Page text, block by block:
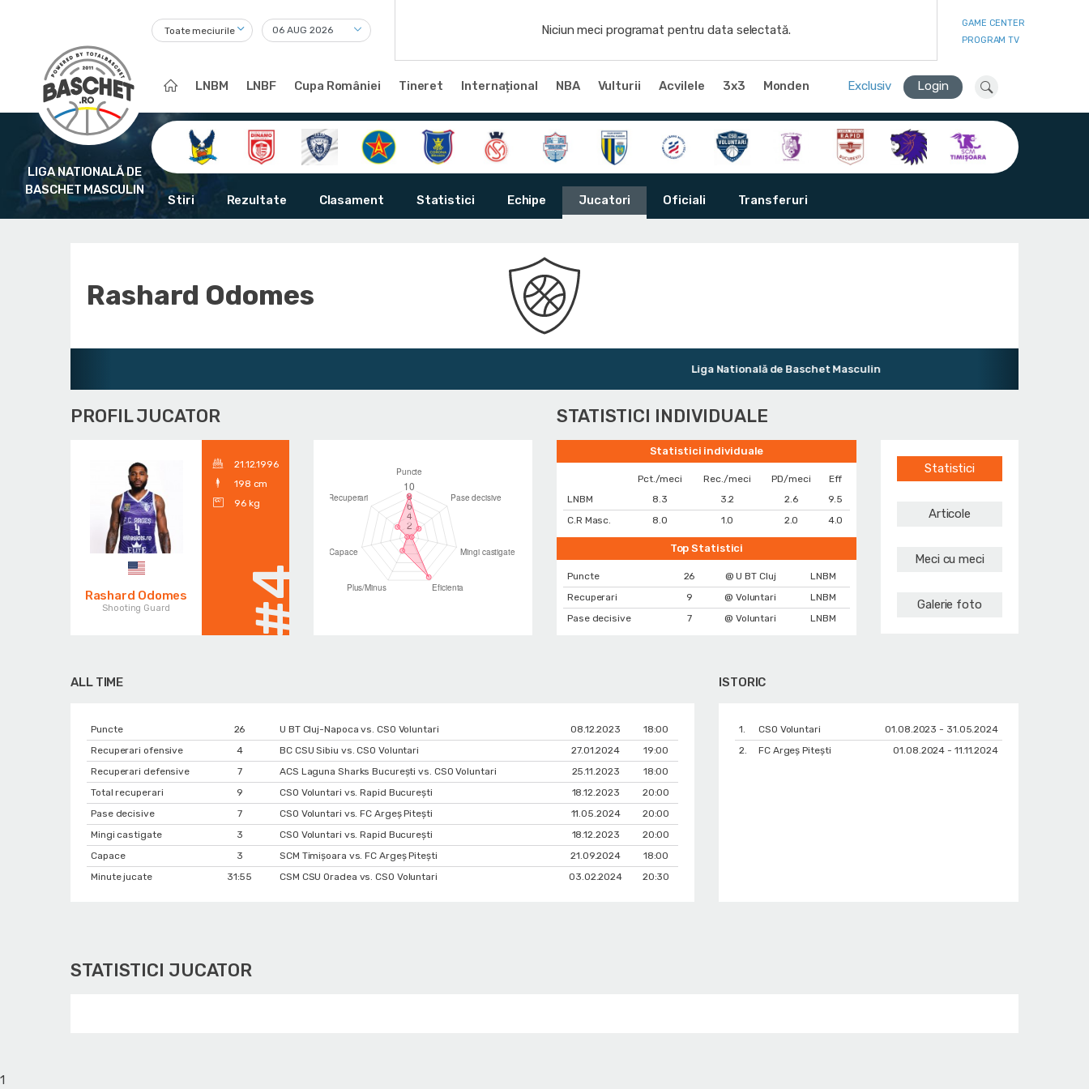
Toate meciurile Niciun meci programat pentru data selectată.
GAME CENTER
PROGRAM TV
LNBM LNBF Cupa României Tineret Internațional NBA Vulturii Acvilele 3x3 Monden Exclusiv Login
LIGA NATIONALĂ DE
BASCHET MASCULIN
Stiri Rezultate Clasament Statistici Echipe Jucatori Oficiali Transferuri
Rashard Odomes
Liga Natională de Baschet Masculin
PROFIL JUCATOR
Rashard Odomes
Shooting Guard
21.12.1996
198 cm
96 kg
#4
STATISTICI INDIVIDUALE
Statistici individuale
Pct./meci Rec./meci PD/meci
Eff
LNBM
8.3 3.2 2.6
9.5
C.R Masc.
8.0 1.0 2.0 4.0
Top Statistici
Puncte 26 @ U BT Cluj
LNBM
Recuperari
9 @ Voluntari
LNBM
Pase decisive
7 @ Voluntari LNBM
Statistici
Articole
Meci cu meci
Galerie foto
ALL TIME
Puncte 26 U BT Cluj-Napoca vs. CSO Voluntari 08.12.2023
18:00
Recuperari ofensive
4 BC CSU Sibiu vs. CSO Voluntari 27.01.2024
19:00
Recuperari defensive
7 ACS Laguna Sharks București vs. CSO Voluntari 25.11.2023
18:00
Total recuperari
9 CSO Voluntari vs. Rapid București 18.12.2023
20:00
Pase decisive
7 CSO Voluntari vs. FC Argeș Pitești 11.05.2024
20:00
Mingi castigate
3 CSO Voluntari vs. Rapid București 18.12.2023
20:00
Capace
3 SCM Timișoara vs. FC Argeș Pitești 21.09.2024
18:00
Minute jucate
31:55 CSM CSU Oradea vs. CSO Voluntari 03.02.2024 20:30
ISTORIC
1. CSO Voluntari
01.08.2023 - 31.05.2024
2.
FC Argeș Pitești 01.08.2024 - 11.11.2024
STATISTICI JUCATOR
1